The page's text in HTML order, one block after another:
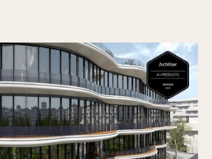
Architectuur 2026 wint
Popular Choice Award
25/6/2026